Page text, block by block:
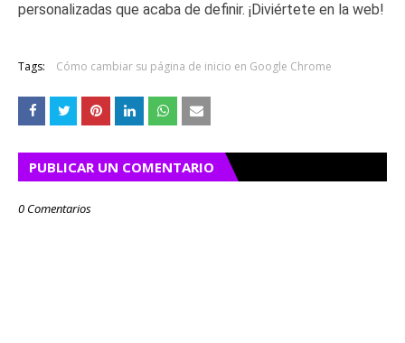
personalizadas que acaba de definir. ¡Diviértete en la web!
Tags: Cómo cambiar su página de inicio en Google Chrome
PUBLICAR UN COMENTARIO
0 Comentarios